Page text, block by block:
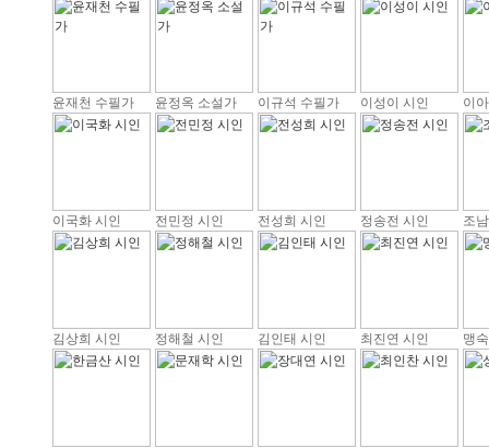
윤재천 수필가 윤정옥 소설가 이규석 수필가 이성이 시인 이
이국화 시인 전민정 시인 전성희 시인 정송전 시인 조
김상희 시인 정해철 시인 김인태 시인 최진연 시인 맹